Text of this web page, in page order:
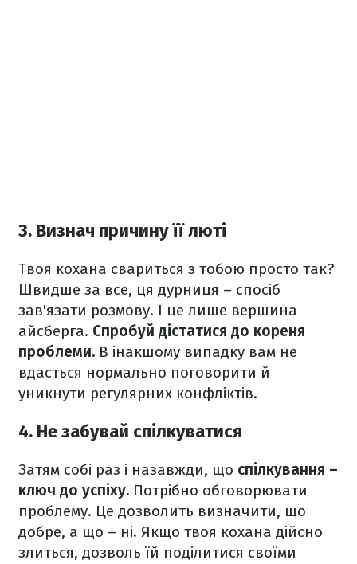
3. Визнач причину її люті
Твоя кохана свариться з тобою просто так?
Швидше за все, ця дурниця – спосіб
зав'язати розмову. І це лише вершина
айсберга. Спробуй дістатися до кореня
проблеми. В інакшому випадку вам не
вдасться нормально поговорити й
уникнути регулярних конфліктів.
4. Не забувай спілкуватися
Затям собі раз і назавжди, що спілкування –
ключ до успіху. Потрібно обговорювати
проблему. Це дозволить визначити, що
добре, а що – ні. Якщо твоя кохана дійсно
злиться, дозволь їй поділитися своїми